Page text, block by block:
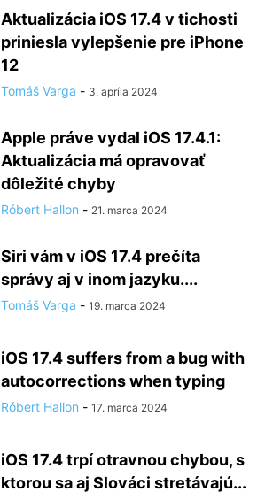
Aktualizácia iOS 17.4 v tichosti
priniesla vylepšenie pre iPhone
12
Tomáš Varga - 3. apríla 2024
Apple práve vydal iOS 17.4.1:
Aktualizácia má opravovať
dôležité chyby
Róbert Hallon - 21. marca 2024
Siri vám v iOS 17.4 prečíta
správy aj v inom jazyku....
Tomáš Varga - 19. marca 2024
iOS 17.4 suffers from a bug with
autocorrections when typing
Róbert Hallon - 17. marca 2024
iOS 17.4 trpí otravnou chybou, s
ktorou sa aj Slováci stretávajú...